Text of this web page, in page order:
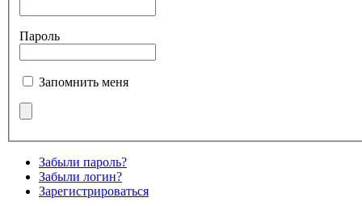
Пароль
Запомнить меня
Забыли пароль?
Забыли логин?
Зарегистрироваться